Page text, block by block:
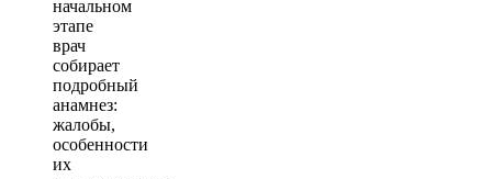
начальном
этапе
врач
собирает
подробный
анамнез:
жалобы,
особенности
их